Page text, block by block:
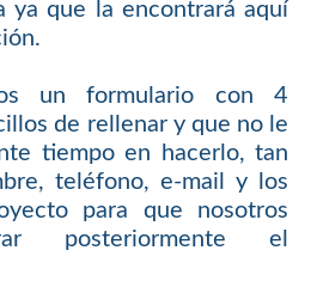
ya que la encontrará aquí
un formulario con 4
de rellenar y que no le
tiempo en hacerlo, tan
teléfono, e-mail y los
para que nosotros
posteriormente el